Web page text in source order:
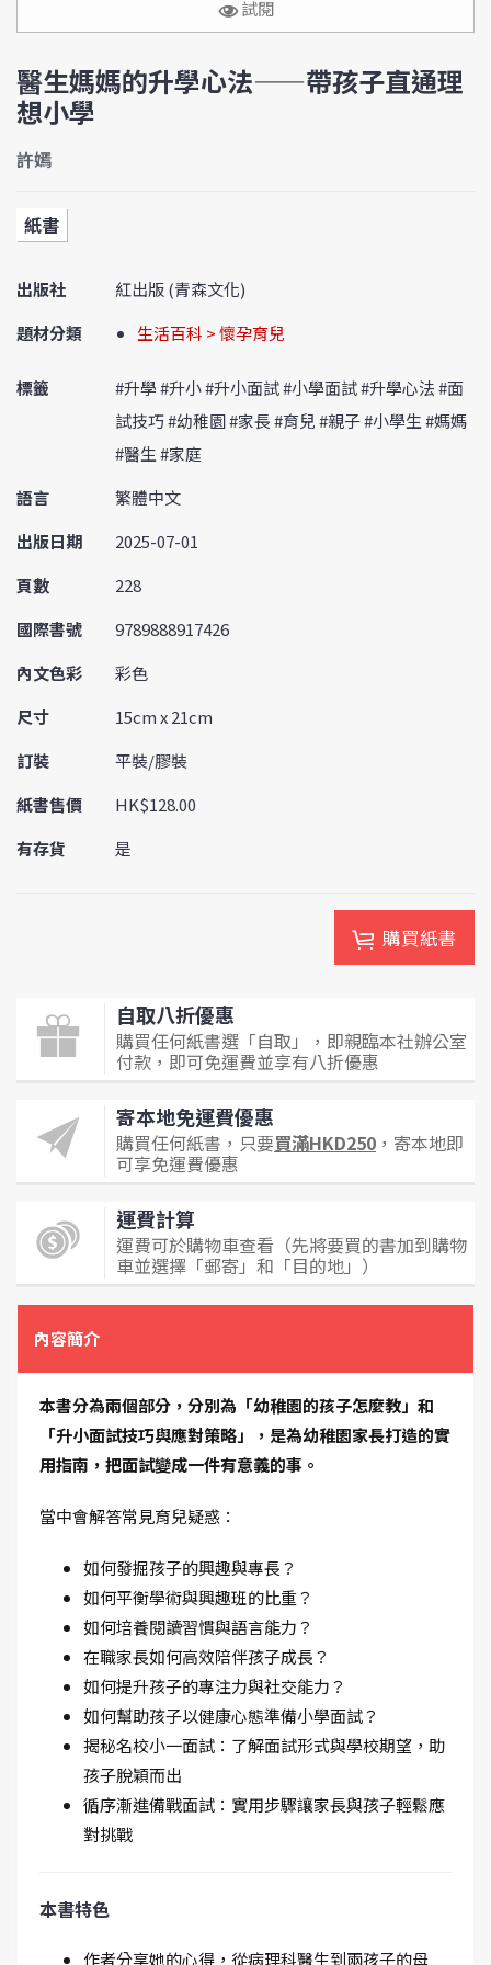
試閱
醫生媽媽的升學心法——帶孩子直通理
想小學
許嫣
紙書
出版社
紅出版 (青森文化)
題材分類
生活百科 > 懷孕育兒
標籤
#升學 #升小 #升小面試 #小學面試 #升學心法 #面
試技巧 #幼稚園 #家長 #育兒 #親子 #小學生 #媽媽
#醫生 #家庭
語言
繁體中文
出版日期
2025-07-01
頁數
228
國際書號
9789888917426
內文色彩
彩色
尺寸
15cm x 21cm
訂裝
平裝/膠裝
紙書售價
HK$128.00
有存貨
是
購買紙書
自取八折優惠
購買任何紙書選「自取」，即親臨本社辦公室
付款，即可免運費並享有八折優惠
寄本地免運費優惠
購買任何紙書，只要買滿HKD250 ，寄本地即
可享免運費優惠
運費計算
運費可於購物車查看（先將要買的書加到購物
車並選擇「郵寄」和「目的地」）
內容簡介
本書分為兩個部分，分別為「幼稚園的孩子怎麼教」和
「升小面試技巧與應對策略」，是為幼稚園家長打造的實
用指南，把面試變成一件有意義的事。
當中會解答常見育兒疑惑：
如何發掘孩子的興趣與專長？
如何平衡學術與興趣班的比重？
如何培養閱讀習慣與語言能力？
在職家長如何高效陪伴孩子成長？
如何提升孩子的專注力與社交能力？
如何幫助孩子以健康心態準備小學面試？
揭秘名校小一面試：了解面試形式與學校期望，助
孩子脫穎而出
循序漸進備戰面試：實用步驟讓家長與孩子輕鬆應
對挑戰
本書特色
作者分享她的心得，從病理科醫生到兩孩子的母